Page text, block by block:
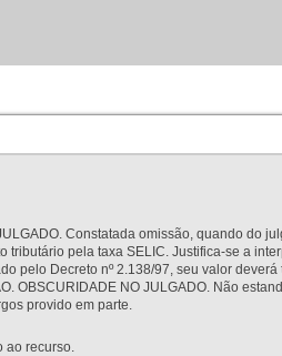
Constatada omissão, quando do
pela taxa SELIC. Justifica-se a
pelo Decreto nº 2.138/97, seu valor
OBSCURIDADE NO JULGADO. Não
provido em parte.
ao recurso.